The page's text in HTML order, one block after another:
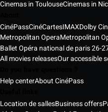
Cinemas in ToulouseCinemas in
CinéPassCinéCartesIMAXDolby
Metropolitan OperaMetropolitan
Ballet Opéra national de paris 26-
All movies releasesOur accessible
Help centerAbout CinéPass
Location de sallesBusiness offers